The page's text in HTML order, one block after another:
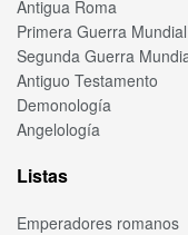
Antigua Roma
Primera Guerra Mundial
Segunda Guerra
Antiguo Testamento
Demonología
Angelología
Listas
Emperadores romanos